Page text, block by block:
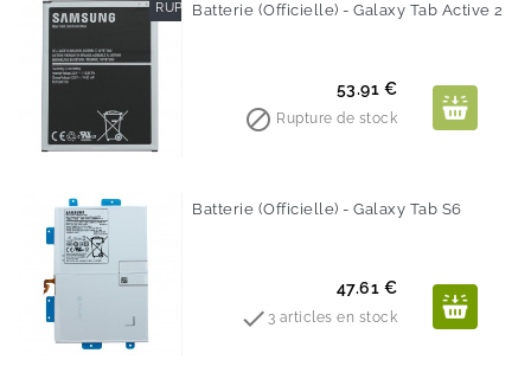
RUPTURE DE STOCK
Batterie (Officielle) - Galaxy Tab Active 2
Prix
53.91 €
 Rupture de stock
Batterie (Officielle) - Galaxy Tab S6
Prix
47.61 €
 3 articles en stock